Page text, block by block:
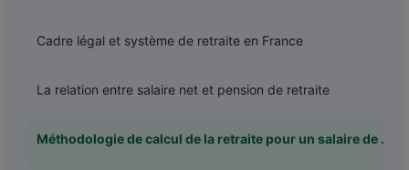
Cadre légal et système de retraite en France
La relation entre salaire net et pension de retraite
Méthodologie de calcul de la retraite pour un salaire de 5 000 euros net